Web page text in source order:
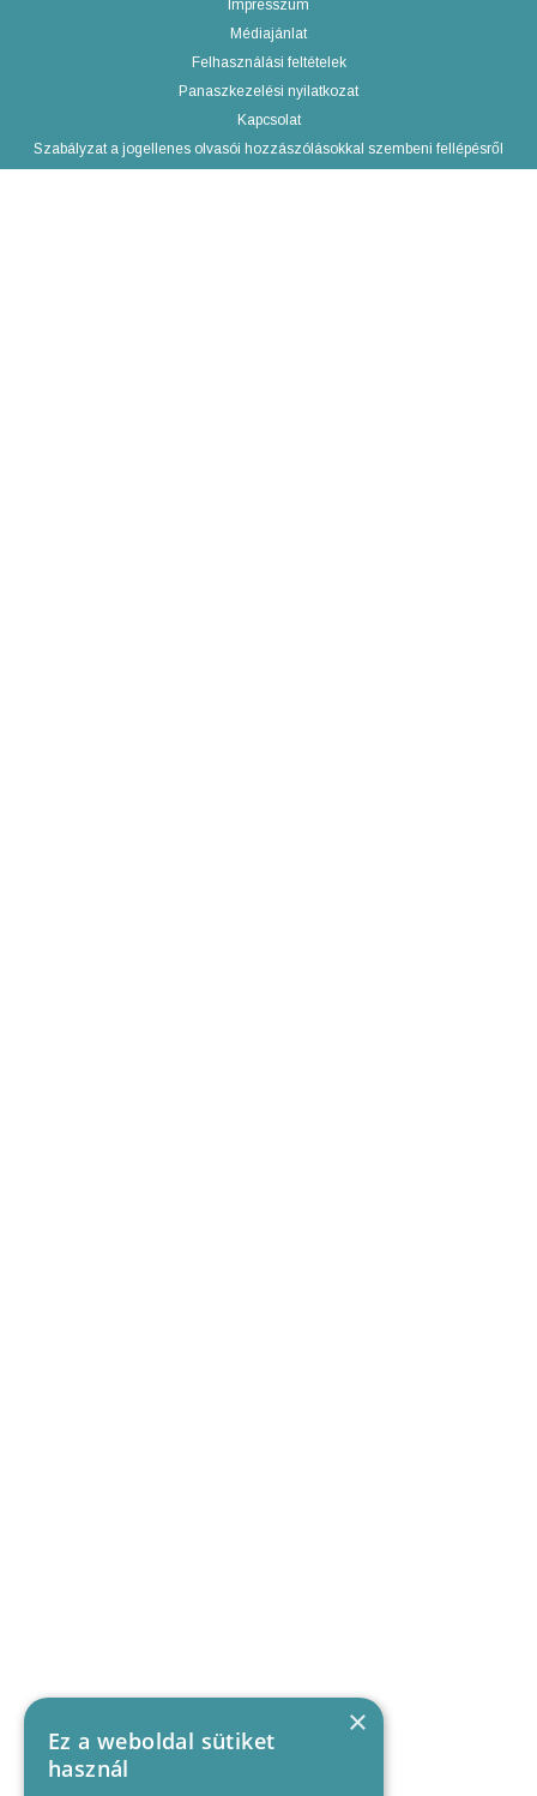
Impresszum
Médiajánlat
Felhasználási feltételek
Panaszkezelési nyilatkozat
Kapcsolat
Szabályzat a jogellenes olvasói hozzászólásokkal szembeni fellépésről
×
Ez a weboldal sütiket
használ